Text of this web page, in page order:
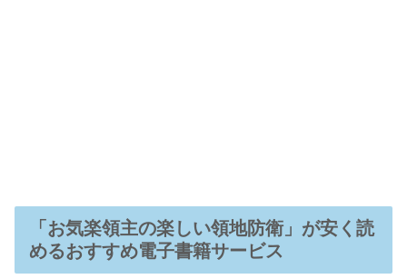
「お気楽領主の楽しい領地防衛」が安く読
めるおすすめ電子書籍サービス